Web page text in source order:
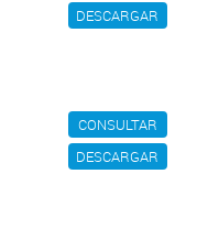
DESCARGAR
CONSULTAR
DESCARGAR